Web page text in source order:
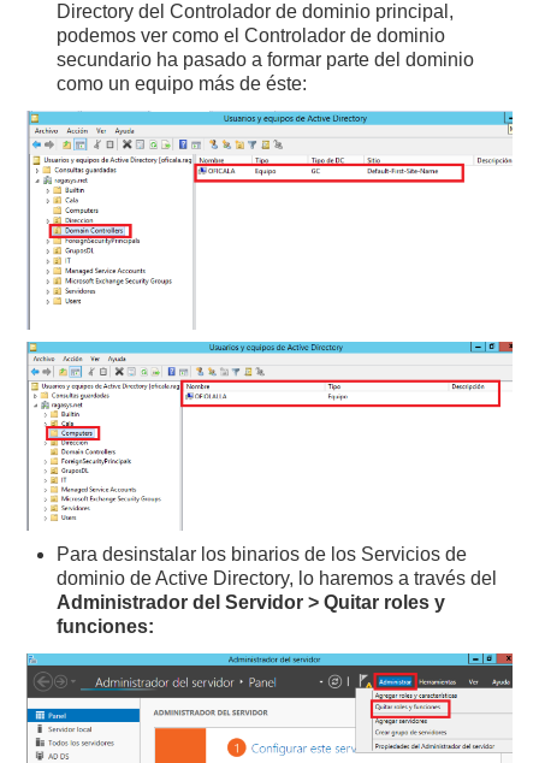
Directory del Controlador de dominio principal,
podemos ver como el Controlador de dominio
secundario ha pasado a formar parte del dominio
como un equipo más de éste:
Para desinstalar los binarios de los Servicios de
dominio de Active Directory, lo haremos a través del
Administrador del Servidor > Quitar roles y
funciones: